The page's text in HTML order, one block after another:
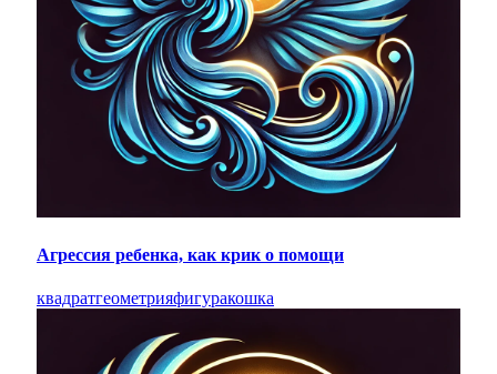
Агрессия ребенка, как крик о помощи
квадратгеометрияфигуракошка